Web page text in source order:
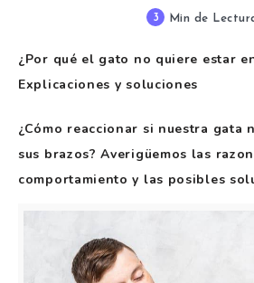
3 Min de
¿Por qué el gato no quiere estar
Explicaciones y soluciones
¿Cómo reaccionar si nuestra gata
sus brazos? Averigüemos las
comportamiento y las posibles